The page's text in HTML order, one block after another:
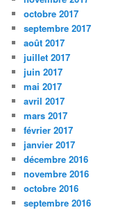
octobre 2017
septembre 2017
août 2017
juillet 2017
juin 2017
mai 2017
avril 2017
mars 2017
février 2017
janvier 2017
décembre 2016
novembre 2016
octobre 2016
septembre 2016